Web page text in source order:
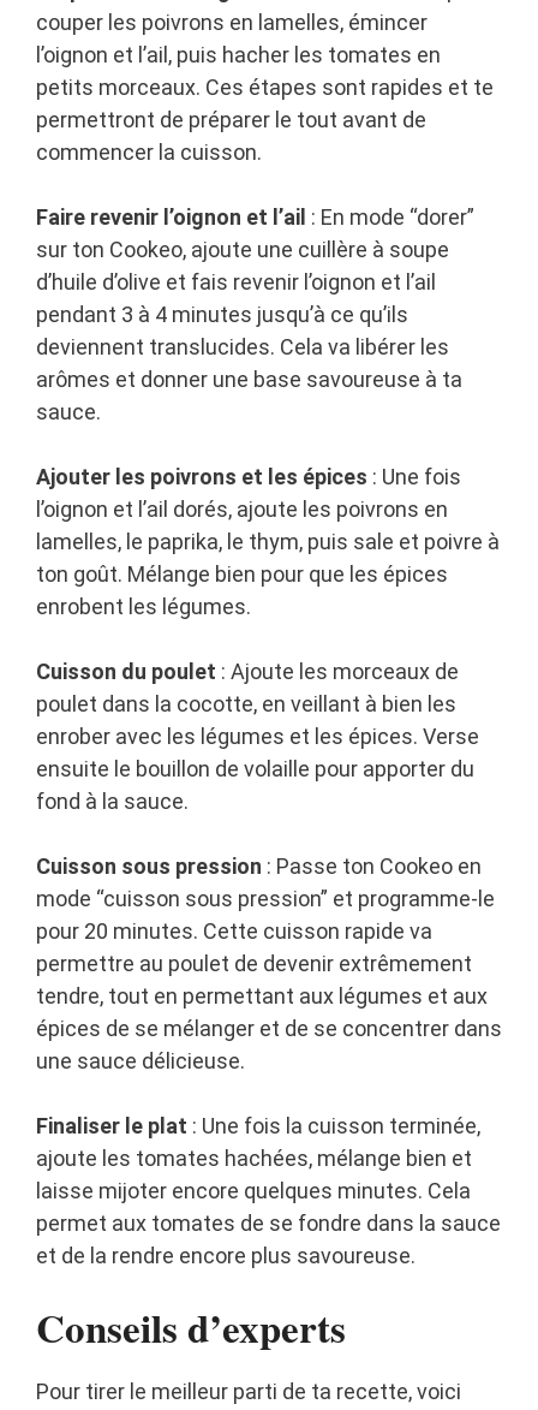
couper les poivrons en lamelles, émincer
l’oignon et l’ail, puis hacher les tomates en
petits morceaux. Ces étapes sont rapides et te
permettront de préparer le tout avant de
commencer la cuisson.
Faire revenir l’oignon et l’ail : En mode “dorer”
sur ton Cookeo, ajoute une cuillère à soupe
d’huile d’olive et fais revenir l’oignon et l’ail
pendant 3 à 4 minutes jusqu’à ce qu’ils
deviennent translucides. Cela va libérer les
arômes et donner une base savoureuse à ta
sauce.
Ajouter les poivrons et les épices : Une fois
l’oignon et l’ail dorés, ajoute les poivrons en
lamelles, le paprika, le thym, puis sale et poivre à
ton goût. Mélange bien pour que les épices
enrobent les légumes.
Cuisson du poulet : Ajoute les morceaux de
poulet dans la cocotte, en veillant à bien les
enrober avec les légumes et les épices. Verse
ensuite le bouillon de volaille pour apporter du
fond à la sauce.
Cuisson sous pression : Passe ton Cookeo en
mode “cuisson sous pression” et programme-le
pour 20 minutes. Cette cuisson rapide va
permettre au poulet de devenir extrêmement
tendre, tout en permettant aux légumes et aux
épices de se mélanger et de se concentrer dans
une sauce délicieuse.
Finaliser le plat : Une fois la cuisson terminée,
ajoute les tomates hachées, mélange bien et
laisse mijoter encore quelques minutes. Cela
permet aux tomates de se fondre dans la sauce
et de la rendre encore plus savoureuse.
Conseils d’experts
Pour tirer le meilleur parti de ta recette, voici